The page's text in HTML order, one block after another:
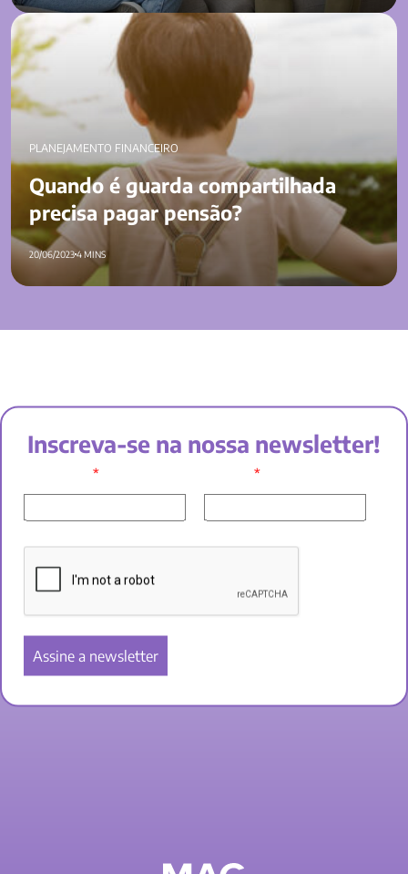
Quando é guarda compartilhada precisa pagar pensão?
PLANEJAMENTO FINANCEIRO
Quando é guarda compartilhada
precisa pagar pensão?
20/06/20234 MINS
Inscreva-se na nossa newsletter!
* *